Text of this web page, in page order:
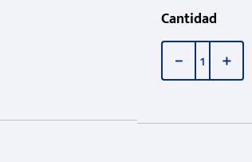
Reebok Fashion
Cantidad
＋
－